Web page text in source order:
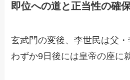
即位への道と正当性の確
玄武門の変後、李世民は父・
わずか9日後には皇帝の座に